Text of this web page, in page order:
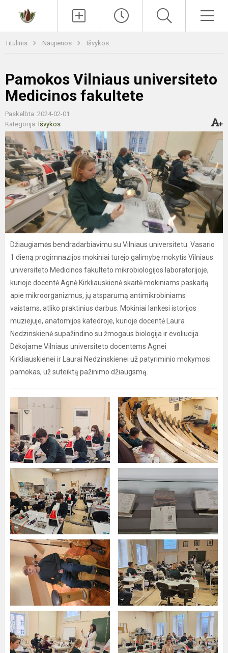
Titulinis Naujienos Išvykos
Pamokos Vilniaus universiteto
Medicinos fakultete
Paskelbta: 2024-02-01
Kategorija: Išvykos
Džiaugiamės bendradarbiavimu su Vilniaus universitetu. Vasario
1 dieną progimnazijos mokiniai turėjo galimybę mokytis Vilniaus
universiteto Medicinos fakulteto mikrobiologijos laboratorijoje,
kurioje docentė Agnė Kirkliauskienė skaitė mokiniams paskaitą
apie mikroorganizmus, jų atsparumą antimikrobiniams
vaistams, atliko praktinius darbus. Mokiniai lankėsi istorijos
muziejuje, anatomijos katedroje, kurioje docentė Laura
Nedzinskienė supažindino su žmogaus biologija ir evoliucija.
Dėkojame Vilniaus universiteto docentėms Agnei
Kirkliauskienei ir Laurai Nedzinskienei už patyriminio mokymosi
pamokas, už suteiktą pažinimo džiaugsmą.